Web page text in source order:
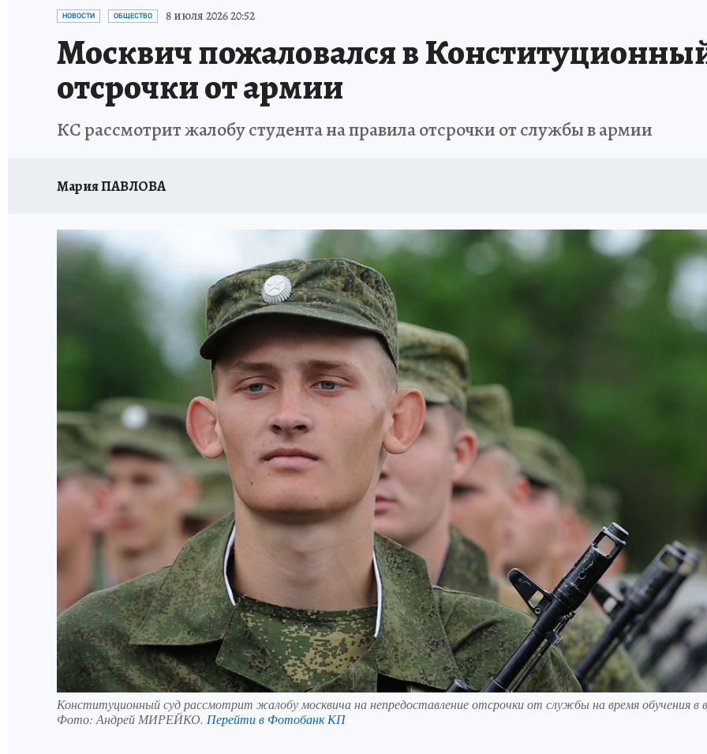
ИСПЫТАНО НА СЕБЕ
НОВОСТИ ОБЩЕСТВО 8 июля 2026 20:52
Москвич пожаловался в
отсрочки от армии
КС рассмотрит жалобу студента на правила отсрочки от службы в армии
Мария ПАВЛОВА
Конституционный суд рассмотрит жалобу москвича на непредоставление отсрочки от службы на время обучения в
Фото: Андрей МИРЕЙКО. Перейти в Фотобанк КП